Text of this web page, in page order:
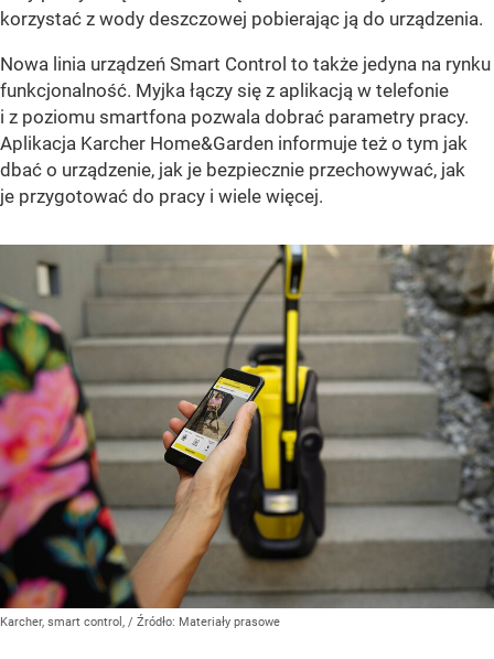
korzystać z wody deszczowej pobierając ją do urządzenia.
Nowa linia urządzeń Smart Control to także jedyna na rynku
funkcjonalność. Myjka łączy się z aplikacją w telefonie
i z poziomu smartfona pozwala dobrać parametry pracy.
Aplikacja Karcher Home&Garden informuje też o tym jak
dbać o urządzenie, jak je bezpiecznie przechowywać, jak
je przygotować do pracy i wiele więcej.
Karcher, smart control, / Źródło: Materiały prasowe